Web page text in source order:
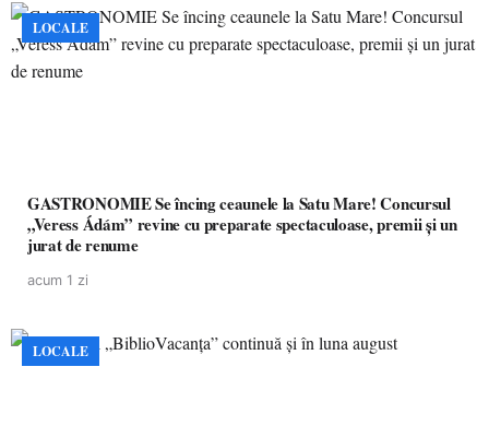
LOCALE
GASTRONOMIE Se încing ceaunele la Satu Mare! Concursul
„Veress Ádám” revine cu preparate spectaculoase, premii și un
jurat de renume
acum 1 zi
LOCALE